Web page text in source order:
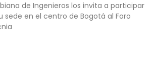
de Ingenieros los invita a participar
sede en el centro de Bogotá al Foro